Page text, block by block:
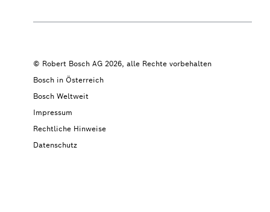
© Robert Bosch AG 2026, alle Rechte vorbehalten
Bosch in Österreich
Bosch Weltweit
Impressum
Rechtliche Hinweise
Datenschutz